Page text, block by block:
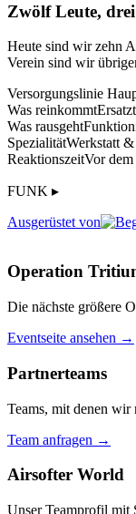
Zwölf Leute,
Heute sind wir zehn
Verein sind wir
Versorgungslinie
Was reinkommt
Was rausgeht
SpezialitätWerkstatt
ReaktionszeitVor
FUNK ▸
Ausgerüstet von
Operation
Die nächste größere
Eventseite ansehen →
Partnerteams
Teams, mit denen wir
Team anfragen →
Airsofter World
Unser Teamprofil mit